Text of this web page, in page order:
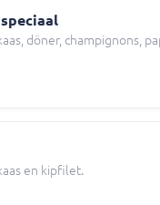
döner, champignons,
en kipfilet.